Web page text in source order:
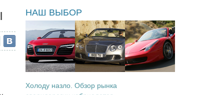
НАШ ВЫБОР
Холоду назло. Обзор рынка